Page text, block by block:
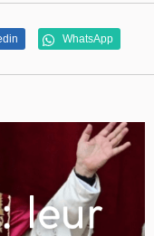
WhatsApp